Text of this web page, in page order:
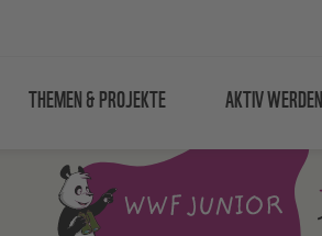
THEMEN & PROJEKTE AKTIV WERDEN